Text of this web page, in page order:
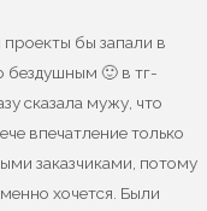
проекты бы запали в
бездушным 🙂 в тг-
сказала мужу, что
впечатление только
заказчиками, потому
хочется. Были